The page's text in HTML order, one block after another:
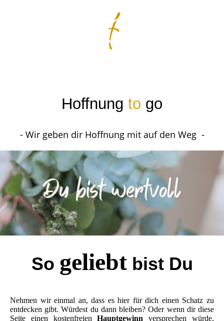
Hoffnung to go
- Wir geben dir Hoffnung mit auf den Weg -
So geliebtbist Du
Nehmen wir einmal an, dass es hier für dich einen Schatz zu
entdecken gibt. Würdest du dann bleiben? Oder wenn dir diese
Seite einen kostenfreienHauptgewinn versprechen würde,